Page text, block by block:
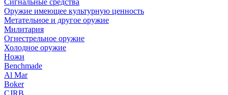
Сигнальные средства
Оружие имеющее культурную ценность
Метательное и другое оружие
Милитария
Огнестрельное оружие
Холодное оружие
Ножи
Benchmade
Al Mar
Boker
CJRB